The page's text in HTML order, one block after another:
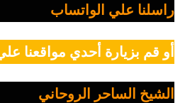
راسلنا علي الواتساب
أو قم بزيارة أحدي مواقعنا
الشيخ الساحر الروحاني